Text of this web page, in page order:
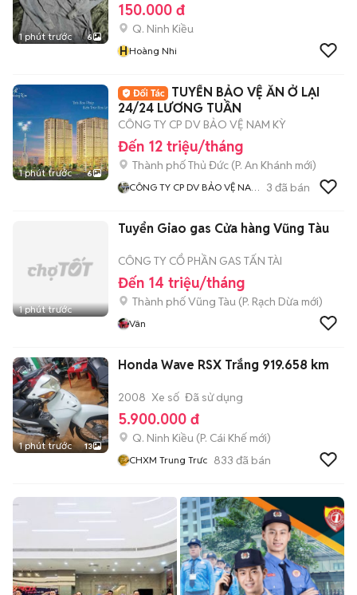
1 phút trước 6
150.000 đ
Q. Ninh Kiều
HHoàng Nhi
1 phút trước 6
TUYỂN BẢO VỆ ĂN Ở LẠI
24/24 LƯƠNG TUẦN
CÔNG TY CP DV BẢO VỆ NAM KỲ
Đến 12 triệu/tháng
Thành phố Thủ Đức (P. An Khánh mới)
CÔNG TY CP DV BẢO VỆ NAM
3 đã bán
1 phút trước
Tuyển Giao gas Cửa hàng Vũng Tàu
CÔNG TY CỔ PHẦN GAS TẤN TÀI
Đến 14 triệu/tháng
Thành phố Vũng Tàu (P. Rạch Dừa mới)
Vân
1 phút trước 13
Honda Wave RSX Trắng 919.658 km
2008 Xe số Đã sử dụng
5.900.000 đ
Q. Ninh Kiều (P. Cái Khế mới)
CHXM Trung Trưc 833 đã bán